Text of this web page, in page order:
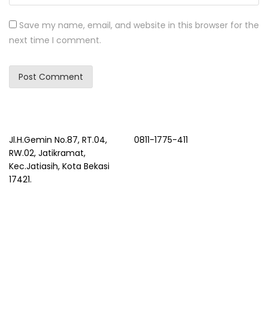
Save my name, email, and website in this browser for the
next time I comment.
Jl.H.Gemin No.87, RT.04,
RW.02, Jatikramat,
Kec.Jatiasih, Kota Bekasi
17421.
0811-1775-411